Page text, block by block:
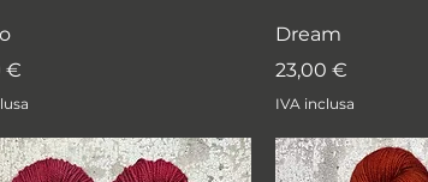
€
Dream
Prezzo
23,00 €
IVA inclusa